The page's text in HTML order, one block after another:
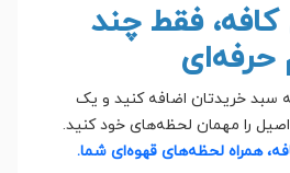
فقط چند
سبد خریدتان اضافه کنید و یک
را مهمان لحظه‌های خود کنید.
همراه لحظه‌های قهوه‌ای شما.